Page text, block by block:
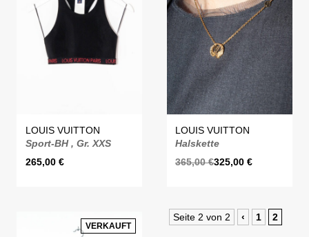
LOUIS VUITTON
Sport-BH , Gr. XXS
265,00 €
LOUIS VUITTON
Halskette
365,00€325,00€
VERKAUFT
Seite 2 von 2 ‹ 1 2